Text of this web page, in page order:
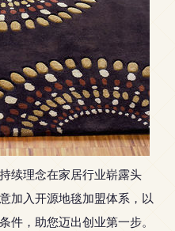
续理念在家居行业崭露头
加入开源地毯加盟体系，以
件，助您迈出创业第一步。